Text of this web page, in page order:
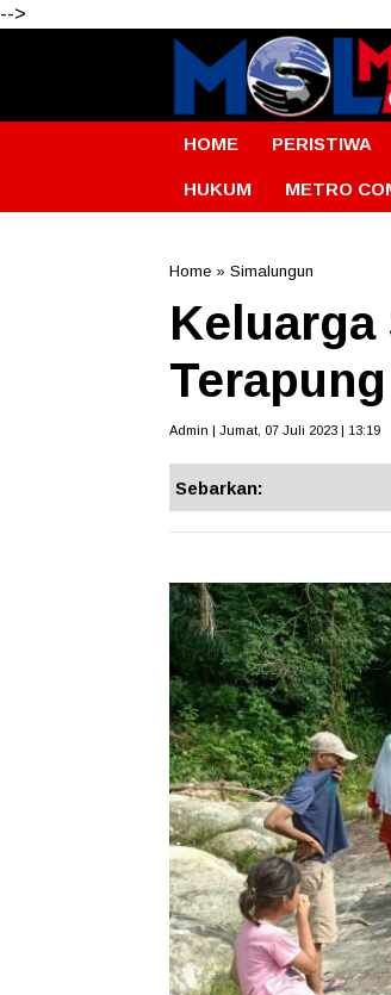
-->
HOME PERISTIWA
HUKUM METRO
Home » Simalungun
Keluarga
Admin | Jumat, 07 Juli 2023 | 13:19
Sebarkan: